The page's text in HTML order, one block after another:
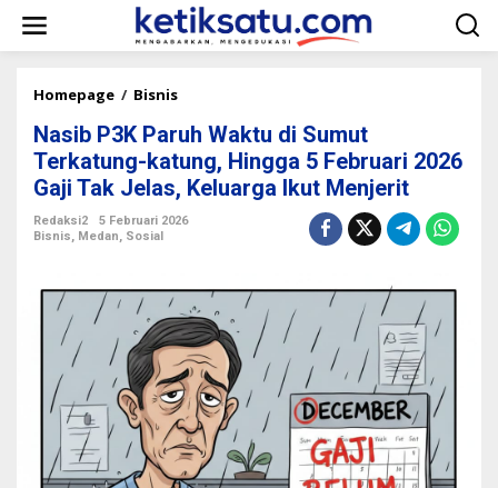
w
Homepage / Bisnis
s
i
b
P
3
r
u
h
W
a
k
t
u
d
i
Nasib P3K Paruh Waktu di Sumut
Terkatung-katung, Hingga 5 Februari 2026
Gaji Tak Jelas, Keluarga Ikut Menjerit
Redaksi2
5 Februari 2026
Bisnis, Medan, Sosial